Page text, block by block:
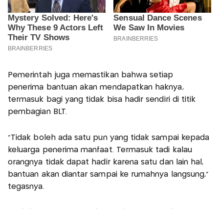
Pemerintah juga memastikan bahwa setiap
penerima bantuan akan mendapatkan haknya,
termasuk bagi yang tidak bisa hadir sendiri di titik
pembagian BLT.
"Tidak boleh ada satu pun yang tidak sampai kepada
keluarga penerima manfaat. Termasuk tadi kalau
orangnya tidak dapat hadir karena satu dan lain hal,
bantuan akan diantar sampai ke rumahnya langsung,"
tegasnya.